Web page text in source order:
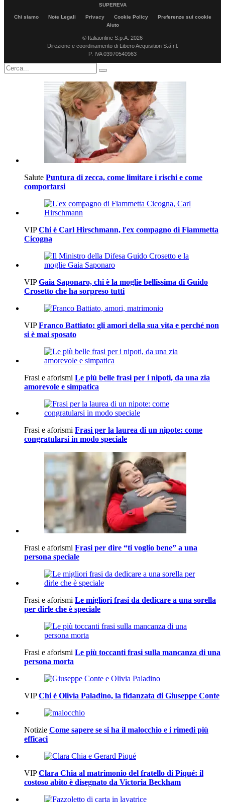
SUPEREVA
Chi siamo Note Legali Privacy Cookie Policy
Preferenze sui cookie
Aiuto
© Italiaonline S.p.A. 2026
Direzione e coordinamento di Libero Acquisition S.á r.l.
P. IVA 03970540963
Salute Puntura di zecca, come limitare i rischi e come
comportarsi
VIP Chi è Carl Hirschmann, l'ex compagno di Fiammetta
Cicogna
VIP Gaia Saponaro, chi è la moglie bellissima di Guido
Crosetto che ha sorpreso tutti
VIP Franco Battiato: gli amori della sua vita e perché non
si è mai sposato
Frasi e aforismi Le più belle frasi per i nipoti, da una zia
amorevole e simpatica
Frasi e aforismi Frasi per la laurea di un nipote: come
congratularsi in modo speciale
Frasi e aforismi Frasi per dire “ti voglio bene” a una
persona speciale
Frasi e aforismi Le migliori frasi da dedicare a una sorella
per dirle che è speciale
Frasi e aforismi Le più toccanti frasi sulla mancanza di una
persona morta
VIP Chi è Olivia Paladino, la fidanzata di Giuseppe Conte
Notizie Come sapere se si ha il malocchio e i rimedi più
efficaci
VIP Clara Chia al matrimonio del fratello di Piqué: il
costoso abito è disegnato da Victoria Beckham